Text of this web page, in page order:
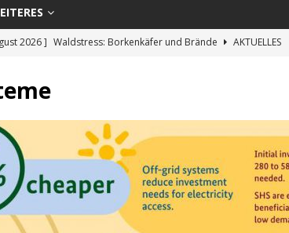
2026 ] Waldstress: Borkenkäfer und Brände
AKTUELLES
2026 ]
AKTUELLES